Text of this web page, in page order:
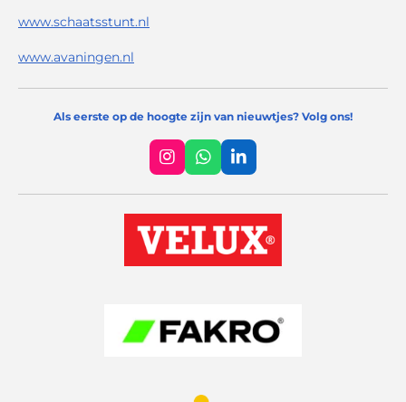
www.schaatsstunt.nl
www.avaningen.nl
Als eerste op de hoogte zijn van nieuwtjes? Volg ons!
I
n
s
t
a
g
W
h
a
t
s
A
L
i
n
k
e
d